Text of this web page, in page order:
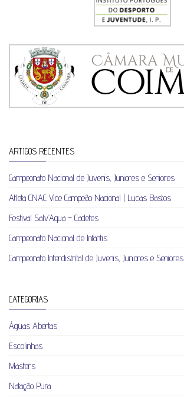
ARTIGOS RECENTES
Campeonato Nacional de Juvenis, Juniores e Seniores
Atleta CNAC Vice Campeão Nacional | Lucas Bastos
Festival Salv’Aqua – Cadetes
Campeonato Nacional de Infantis
Campeonato Interdistrital de Juvenis, Juniores e Seniores
CATEGORIAS
Águas Abertas
Escolinhas
Masters
Natação Pura